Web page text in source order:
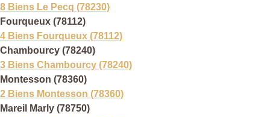
8 Biens Le Pecq (78230)
Fourqueux (78112)
4 Biens Fourqueux (78112)
Chambourcy (78240)
3 Biens Chambourcy (78240)
Montesson (78360)
2 Biens Montesson (78360)
Mareil Marly (78750)